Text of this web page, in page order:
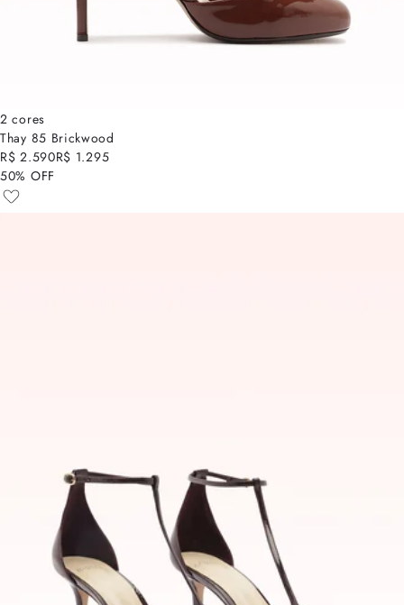
2 cores
Thay 85 Brickwood
R$ 2.590R$ 1.295
50% OFF